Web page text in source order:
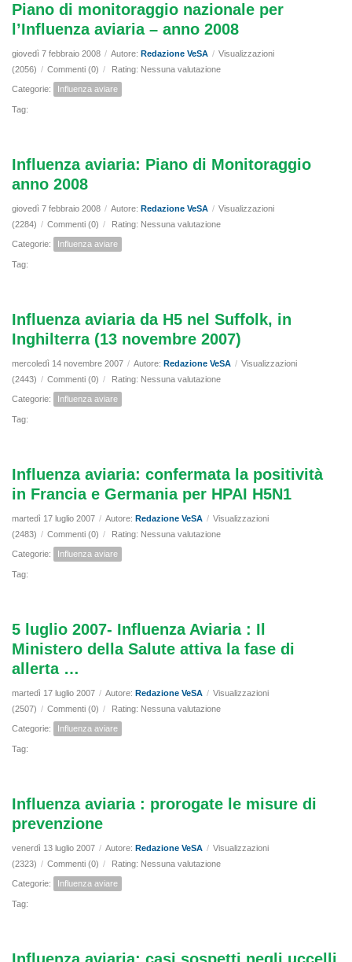
Piano di monitoraggio nazionale per
l’Influenza aviaria – anno 2008
giovedì 7 febbraio 2008 / Autore: Redazione VeSA / Visualizzazioni
(2056) / Commenti (0) / Rating: Nessuna valutazione
Categorie: Influenza aviare
Tag:
Influenza aviaria: Piano di Monitoraggio
anno 2008
giovedì 7 febbraio 2008 / Autore: Redazione VeSA / Visualizzazioni
(2284) / Commenti (0) / Rating: Nessuna valutazione
Categorie: Influenza aviare
Tag:
Influenza aviaria da H5 nel Suffolk, in
Inghilterra (13 novembre 2007)
mercoledì 14 novembre 2007 / Autore: Redazione VeSA / Visualizzazioni
(2443) / Commenti (0) / Rating: Nessuna valutazione
Categorie: Influenza aviare
Tag:
Influenza aviaria: confermata la positività
in Francia e Germania per HPAI H5N1
martedì 17 luglio 2007 / Autore: Redazione VeSA / Visualizzazioni
(2483) / Commenti (0) / Rating: Nessuna valutazione
Categorie: Influenza aviare
Tag:
5 luglio 2007- Influenza Aviaria : Il
Ministero della Salute attiva la fase di
allerta …
martedì 17 luglio 2007 / Autore: Redazione VeSA / Visualizzazioni
(2507) / Commenti (0) / Rating: Nessuna valutazione
Categorie: Influenza aviare
Tag:
Influenza aviaria : prorogate le misure di
prevenzione
venerdì 13 luglio 2007 / Autore: Redazione VeSA / Visualizzazioni
(2323) / Commenti (0) / Rating: Nessuna valutazione
Categorie: Influenza aviare
Tag: